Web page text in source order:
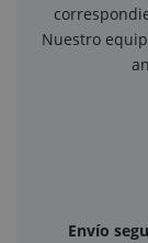
Nuestro
Envío